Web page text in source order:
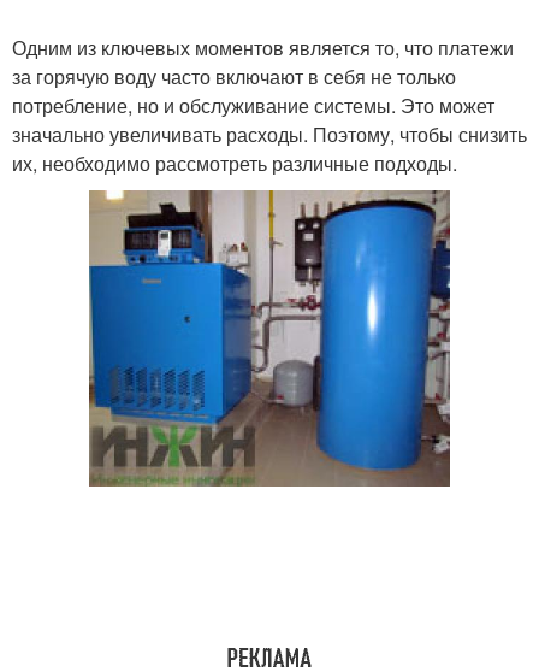
Воды для экономии Платы за воду
Тарифы на воду Плат за воду
Воды по счетчику Воды до появления
Одним из ключевых моментов является то, что платежи
за горячую воду часто включают в себя не только
потребление, но и обслуживание системы. Это может
значально увеличивать расходы. Поэтому, чтобы снизить
их, необходимо рассмотреть различные подходы.